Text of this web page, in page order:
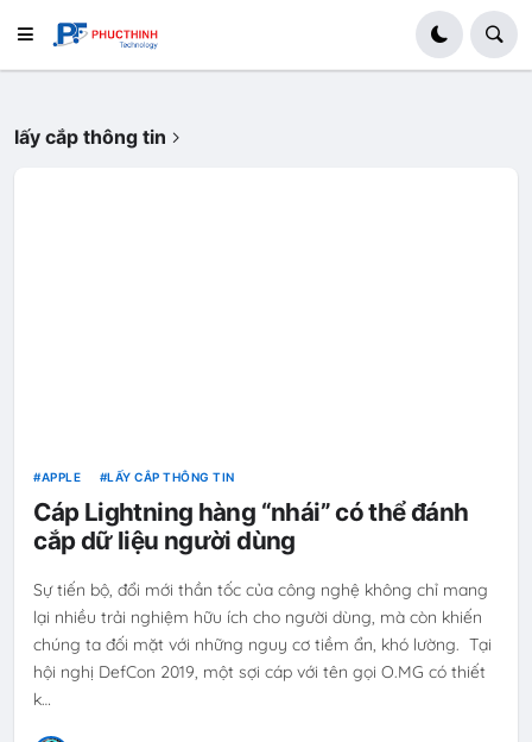
lấy cắp thông tin
APPLE LẤY CẮP THÔNG TIN
Cáp Lightning hàng “nhái” có thể đánh
cắp dữ liệu người dùng
Sự tiến bộ, đổi mới thần tốc của công nghệ không chỉ mang
lại nhiều trải nghiệm hữu ích cho người dùng, mà còn khiến
chúng ta đối mặt với những nguy cơ tiềm ẩn, khó lường. Tại
hội nghị DefCon 2019, một sợi cáp với tên gọi O.MG có thiết
k…